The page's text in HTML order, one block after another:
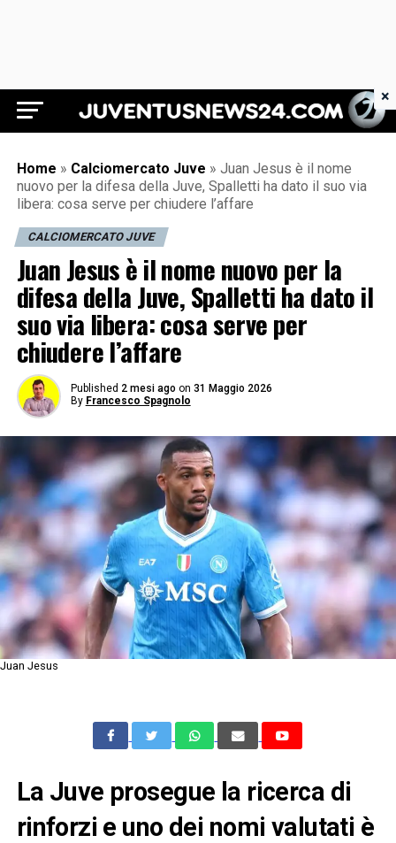
Juventus News 24
Home » Calciomercato Juve » Juan Jesus è il nome
nuovo per la difesa della Juve, Spalletti ha dato il suo via
libera: cosa serve per chiudere l’affare
CALCIOMERCATO JUVE
Juan Jesus è il nome nuovo per la
difesa della Juve, Spalletti ha dato il
suo via libera: cosa serve per
chiudere l’affare
Published 2 mesi ago on 31 Maggio 2026
By Francesco Spagnolo
Juan Jesus
La Juve prosegue la ricerca di
rinforzi e uno dei nomi valutati è
×